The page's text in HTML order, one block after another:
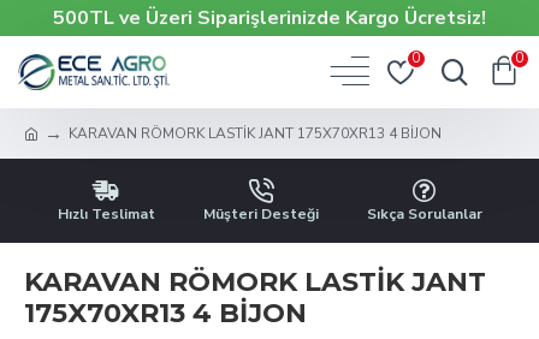
500TL ve Üzeri Siparişlerinizde Kargo Ücretsiz!
0 0
KARAVAN RÖMORK LASTİK JANT 175X70XR13 4 BİJON
Hızlı Teslimat Müşteri Desteği Sıkça Sorulanlar
KARAVAN RÖMORK LASTİK JANT
175X70XR13 4 BİJON